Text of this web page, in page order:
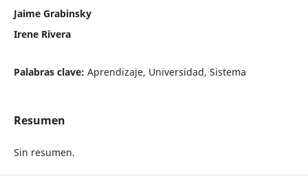
Jaime Grabinsky
Irene Rivera
Palabras clave: Aprendizaje, Universidad, Sistema
Resumen
Sin resumen.